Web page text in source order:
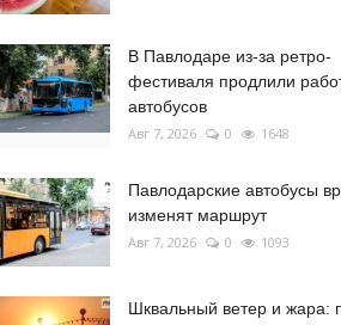
В Павлодаре из-за ретро-
фестиваля продлили
автобусов
Авг 7, 2026 0 1648
Павлодарские автобусы
изменят маршрут
Авг 7, 2026 0 1093
Шквальный ветер и жара: